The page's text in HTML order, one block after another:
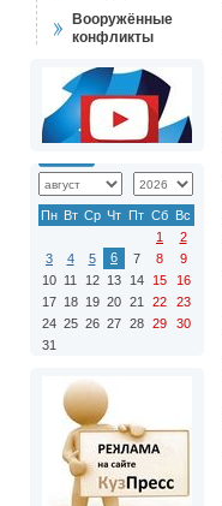
Вооружённые
конфликты
Пн Вт Ср Чт Пт Сб Вс
1
2
3
4 5 6 7 8
9
10 11 12 13 14 15
16
17 18 19 20 21 22
23
24 25 26 27 28 29
30
31